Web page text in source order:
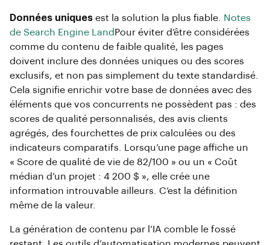
Données uniques est la solution la plus fiable.
Notes
de Search Engine Land Pour éviter d’être considérées
comme du contenu de faible qualité, les pages
doivent inclure des données uniques ou des scores
exclusifs, et non pas simplement du texte standardisé.
Cela signifie enrichir votre base de données avec des
éléments que vos concurrents ne possèdent pas : des
scores de qualité personnalisés, des avis clients
agrégés, des fourchettes de prix calculées ou des
indicateurs comparatifs. Lorsqu’une page affiche un
« Score de qualité de vie de 82/100 » ou un « Coût
médian d’un projet : 4 200 $ », elle crée une
information introuvable ailleurs. C’est la définition
même de la valeur.
La génération de contenu par l’IA comble le fossé